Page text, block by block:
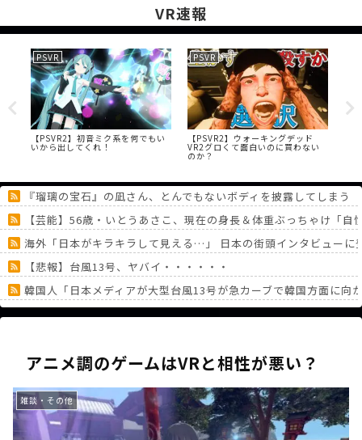
VR速報
PSVR
【PSVR2】初音ミク系を何でもい
いから出してくれ！
PSVR
【PSVR2】ウォーキングデッド
VR2グロくて面白いのに買わない
のか？
『瑠璃の宝石』の凪さん、とんでもないボディを披露してしまう
【芸能】56歳・いとうあさこ、現在の身長＆体重ぶっちゃけ「
海外「日本がキラキラして見える…」 日本の街頭インタビューに
【悲報】台風13号、ヤバイ・・・・・・
韓国人「日本メディアが大型台風13号が急カーブで韓国方面に
AIさん、ドラクエ6を理想的にアニメ化してしまう
《どうしてこうなった！？》「フリーレン一番くじ」を記念に
《人気No.1は誰だ？》順位でまさかの下剋上！？「魔族達のラ
《未だ謎多きキャラ達の順位》：「女神の石碑編」＆「帝国編
《アニメ2期＆3期が強い》「神技のレヴォルテ編」・「黄金郷
アニメ調のゲームはVRと相性が悪い？
雑談・その他